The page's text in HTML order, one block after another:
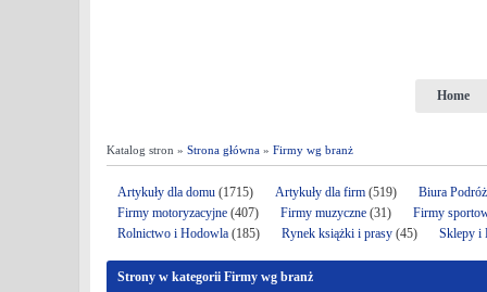
Home
Katalog stron » Strona główna » Firmy wg branż
Artykuły dla domu (1715) Artykuły dla firm (519)
Biura
Firmy motoryzacyjne (407) Firmy muzyczne (31)
Firmy
Rolnictwo i Hodowla (185) Rynek książki i prasy (45) Sklepy i
Strony w kategorii Firmy wg branż